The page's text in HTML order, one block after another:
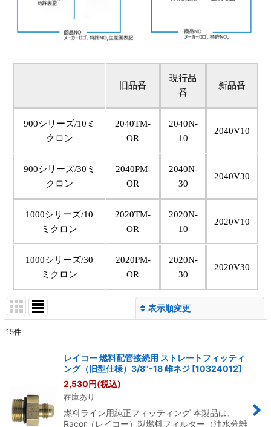
旧品番
現行品
番
新品番
900シリーズ/10ミ
クロン
2040TM-
OR
2040N-
10
2040V10
900シリーズ/30ミ
クロン
2040PM-
OR
2040N-
30
2040V30
1000シリーズ/10
ミクロン
2020TM-
OR
2020N-
10
2020V10
1000シリーズ/30
ミクロン
2020PM-
OR
2020N-
30
2020V30
表示順変更
絞り込む
15件
レイコー 燃料配管接続用 ストレートフィッティ
ング（旧型仕様）3/8"-18 雌ネジ [10324012]
2,530円(税込)
在庫あり
燃料ライン用純正フィッティング 本製品は、
Racor（レイコー）製燃料フィルター（油水分離